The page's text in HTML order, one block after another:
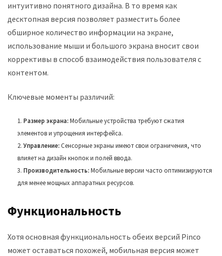
интуитивно понятного дизайна. В то время как
десктопная версия позволяет разместить более
обширное количество информации на экране,
использование мыши и большого экрана вносит свои
коррективы в способ взаимодействия пользователя с
контентом.
Ключевые моменты различий:
Размер экрана:Мобильные устройства требуют сжатия
элементов и упрощения интерфейса.
Управление:Сенсорные экраны имеют свои ограничения, что
влияет на дизайн кнопок и полей ввода.
Производительность:Мобильные версии часто оптимизируются
для менее мощных аппаратных ресурсов.
Функциональность
Хотя основная функциональность обеих версий Pinco
может оставаться похожей, мобильная версия может